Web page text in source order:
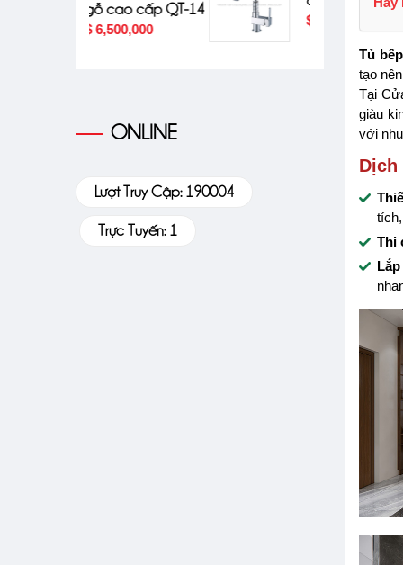
Tủ bếp
tạo
Tại
giàu
với
Dịch
Thi
$ 2,384,000
ONLINE
Lượt Truy Cập: 190004
Trực Tuyến: 1